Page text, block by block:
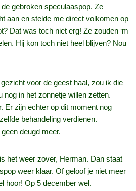
gebroken speculaaspop. Ze
aan en stelde me direct volkomen op
Dat was toch niet erg! Ze zouden ‘m
Hij kon toch niet heel blijven? Nou
voor de geest haal, zou ik die
nog in het zonnetje willen zetten.
Er zijn echter op dit moment nog
behandeling verdienen.
deugd meer.
het weer zover, Herman. Dan staat
weer klaar. Of geloof je niet meer
hoor! Op 5 december wel.